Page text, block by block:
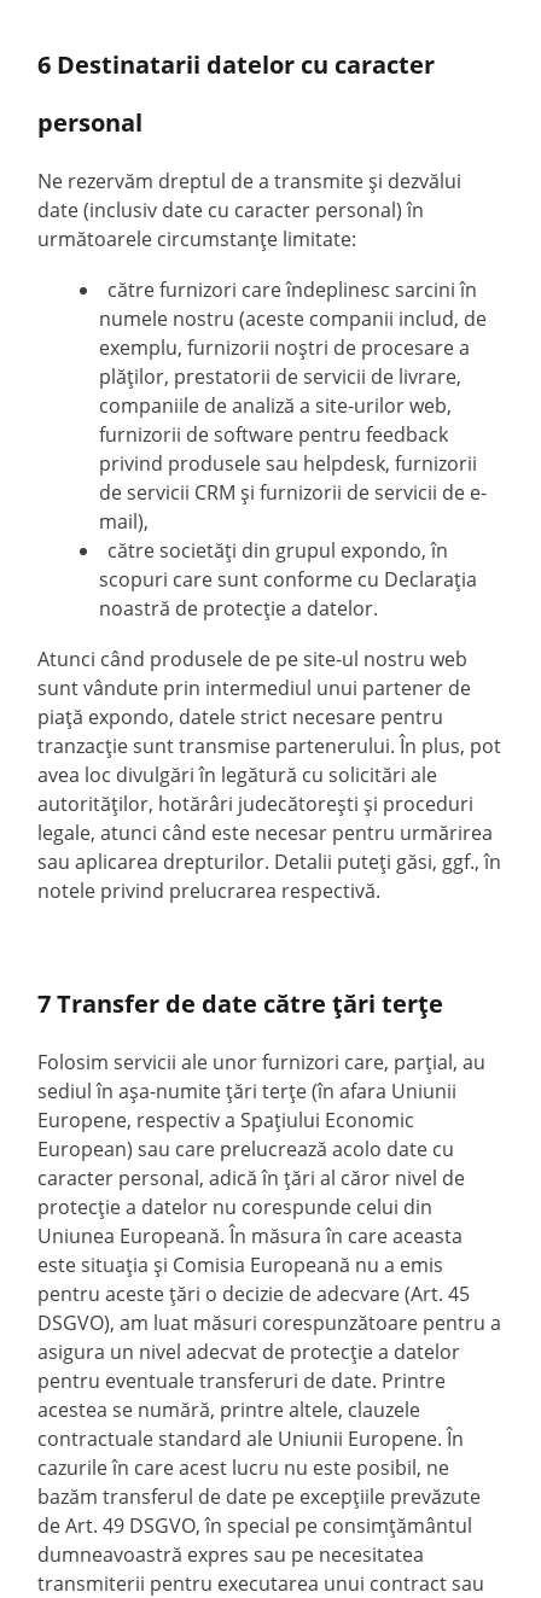
6 Destinatarii datelor cu caracter
personal
Ne rezervăm dreptul de a transmite și dezvălui
date (inclusiv date cu caracter personal) în
următoarele circumstanțe limitate:
către furnizori care îndeplinesc sarcini în
numele nostru (aceste companii includ, de
exemplu, furnizorii noștri de procesare a
plăților, prestatorii de servicii de livrare,
companiile de analiză a site-urilor web,
furnizorii de software pentru feedback
privind produsele sau helpdesk, furnizorii
de servicii CRM și furnizorii de servicii de e-
mail),
către societăți din grupul expondo, în
scopuri care sunt conforme cu Declarația
noastră de protecție a datelor.
Atunci când produsele de pe site-ul nostru web
sunt vândute prin intermediul unui partener de
piață expondo, datele strict necesare pentru
tranzacție sunt transmise partenerului. În plus, pot
avea loc divulgări în legătură cu solicitări ale
autorităților, hotărâri judecătorești și proceduri
legale, atunci când este necesar pentru urmărirea
sau aplicarea drepturilor. Detalii puteți găsi, ggf., în
notele privind prelucrarea respectivă.
7 Transfer de date către țări terțe
Folosim servicii ale unor furnizori care, parțial, au
sediul în așa-numite țări terțe (în afara Uniunii
Europene, respectiv a Spațiului Economic
European) sau care prelucrează acolo date cu
caracter personal, adică în țări al căror nivel de
protecție a datelor nu corespunde celui din
Uniunea Europeană. În măsura în care aceasta
este situația și Comisia Europeană nu a emis
pentru aceste țări o decizie de adecvare (Art. 45
DSGVO), am luat măsuri corespunzătoare pentru a
asigura un nivel adecvat de protecție a datelor
pentru eventuale transferuri de date. Printre
acestea se numără, printre altele, clauzele
contractuale standard ale Uniunii Europene. În
cazurile în care acest lucru nu este posibil, ne
bazăm transferul de date pe excepțiile prevăzute
de Art. 49 DSGVO, în special pe consimțământul
dumneavoastră expres sau pe necesitatea
transmiterii pentru executarea unui contract sau